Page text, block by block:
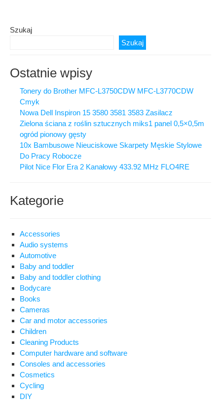
Szukaj
Szukaj
Ostatnie wpisy
Tonery do Brother MFC-L3750CDW MFC-L3770CDW
Cmyk
Nowa Dell Inspiron 15 3580 3581 3583 Zasilacz
Zielona ściana z roślin sztucznych miks1 panel 0,5×0,5m
ogród pionowy gęsty
10x Bambusowe Nieuciskowe Skarpety Męskie Stylowe
Do Pracy Robocze
Pilot Nice Flor Era 2 Kanałowy 433.92 MHz FLO4RE
Kategorie
Accessories
Audio systems
Automotive
Baby and toddler
Baby and toddler clothing
Bodycare
Books
Cameras
Car and motor accessories
Children
Cleaning Products
Computer hardware and software
Consoles and accessories
Cosmetics
Cycling
DIY